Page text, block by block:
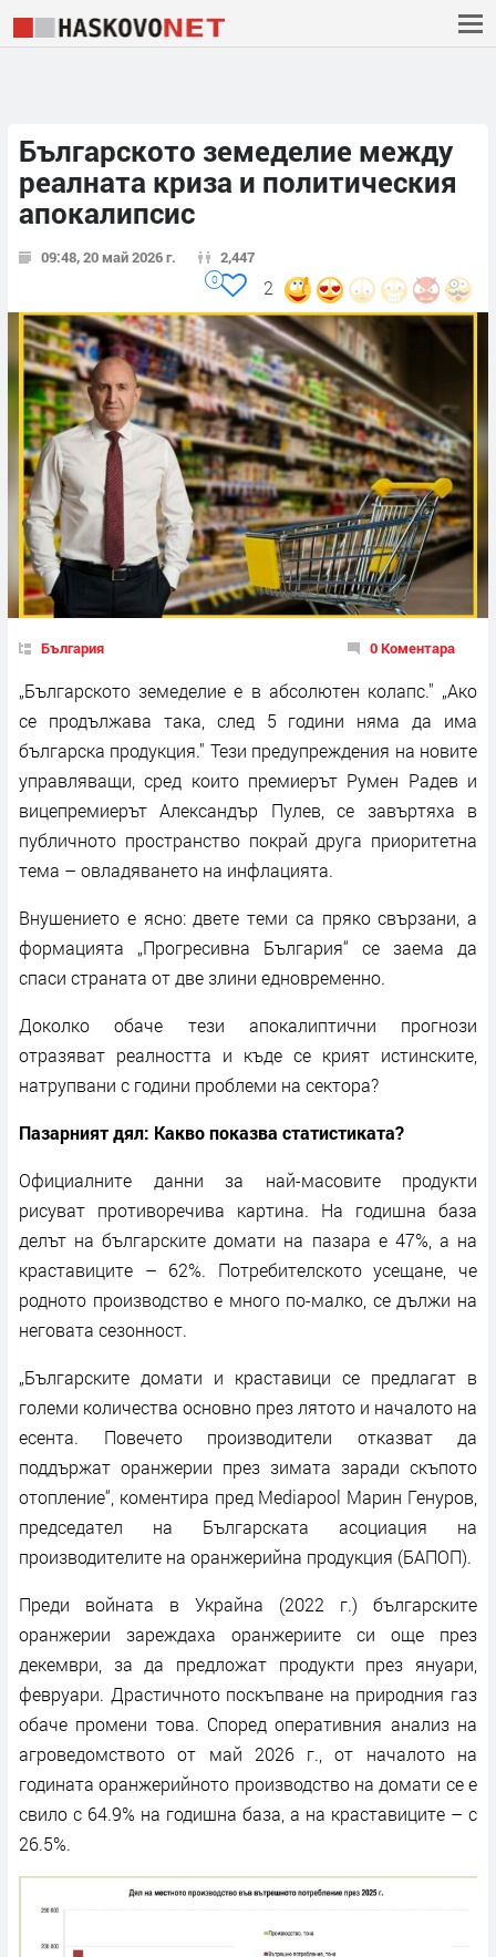
Българското земеделие между
реалната криза и политическия
апокалипсис
09:48, 20 май 2026 г. 2,447
2
0
България 0 Коментара
„Българското земеделие е в абсолютен колапс." „Ако
се продължава така, след 5 години няма да има
българска продукция." Тези предупреждения на новите
управляващи, сред които премиерът Румен Радев и
вицепремиерът Александър Пулев, се завъртяха в
публичното пространство покрай друга приоритетна
тема – овладяването на инфлацията.
Внушението е ясно: двете теми са пряко свързани, а
формацията „Прогресивна България“ се заема да
спаси страната от две злини едновременно.
Доколко обаче тези апокалиптични прогнози
отразяват реалността и къде се крият истинските,
натрупвани с години проблеми на сектора?
Пазарният дял: Какво показва статистиката?
Официалните данни за най-масовите продукти
рисуват противоречива картина. На годишна база
делът на българските домати на пазара е 47%, а на
краставиците – 62%. Потребителското усещане, че
родното производство е много по-малко, се дължи на
неговата сезонност.
„Българските домати и краставици се предлагат в
големи количества основно през лятото и началото на
есента. Повечето производители отказват да
поддържат оранжерии през зимата заради скъпото
отопление“, коментира пред Mediapool Марин Генуров,
председател на Българската асоциация на
производителите на оранжерийна продукция (БАПОП).
Преди войната в Украйна (2022 г.) българските
оранжерии зареждаха оранжериите си още през
декември, за да предложат продукти през януари,
февруари. Драстичното поскъпване на природния газ
обаче промени това. Според оперативния анализ на
агроведомството от май 2026 г., от началото на
годината оранжерийното производство на домати се е
свило с 64.9% на годишна база, а на краставиците – с
26.5%.